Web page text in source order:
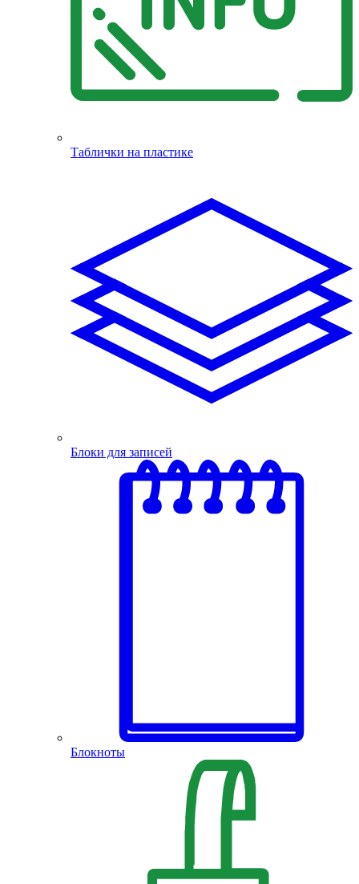
Таблички на пластике
Блоки для записей
Блокноты